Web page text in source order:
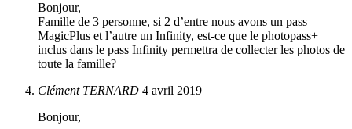
Bonjour,
Famille de 3 personne, si 2 d’entre nous avons un pass
MagicPlus et l’autre un Infinity, est-ce que le photopass+
inclus dans le pass Infinity permettra de collecter les photos de
toute la famille?
Clément TERNARD 4 avril 2019
Bonjour,